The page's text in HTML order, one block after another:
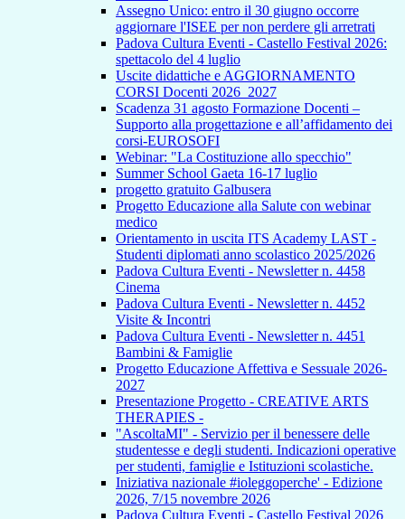
Assegno Unico: entro il 30 giugno occorre
aggiornare l'ISEE per non perdere gli arretrati
Padova Cultura Eventi - Castello Festival 2026:
spettacolo del 4 luglio
Uscite didattiche e AGGIORNAMENTO
CORSI Docenti 2026_2027
Scadenza 31 agosto Formazione Docenti –
Supporto alla progettazione e all’affidamento dei
corsi-EUROSOFI
Webinar: "La Costituzione allo specchio"
Summer School Gaeta 16-17 luglio
progetto gratuito Galbusera
Progetto Educazione alla Salute con webinar
medico
Orientamento in uscita ITS Academy LAST -
Studenti diplomati anno scolastico 2025/2026
Padova Cultura Eventi - Newsletter n. 4458
Cinema
Padova Cultura Eventi - Newsletter n. 4452
Visite & Incontri
Padova Cultura Eventi - Newsletter n. 4451
Bambini & Famiglie
Progetto Educazione Affettiva e Sessuale 2026-
2027
Presentazione Progetto - CREATIVE ARTS
THERAPIES -
"AscoltaMI" - Servizio per il benessere delle
studentesse e degli studenti. Indicazioni operative
per studenti, famiglie e Istituzioni scolastiche.
Iniziativa nazionale #ioleggoperche' - Edizione
2026, 7/15 novembre 2026
Padova Cultura Eventi - Castello Festival 2026